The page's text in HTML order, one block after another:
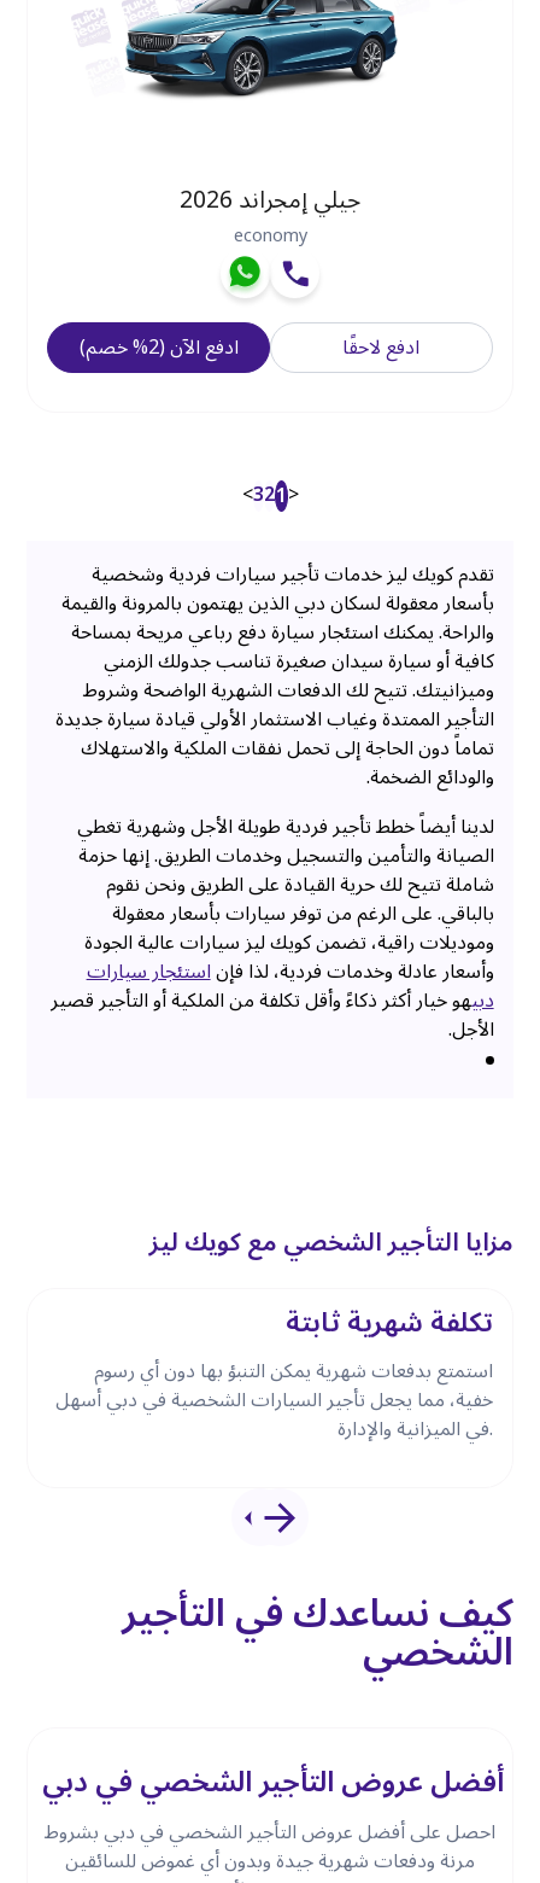
جيلي إمجراند 2026
economy
ادفع لاحقًا ادفع الآن(
2
%خصم)
<
1
2
3
>
تقدم كويك ليز خدمات تأجير سيارات فردية وشخصية
بأسعار معقولة لسكان دبي الذين يهتمون بالمرونة والقيمة
والراحة. يمكنك استئجار سيارة دفع رباعي مريحة بمساحة
كافية أو سيارة سيدان صغيرة تناسب جدولك الزمني
وميزانيتك. تتيح لك الدفعات الشهرية الواضحة وشروط
التأجير الممتدة وغياب الاستثمار الأولي قيادة سيارة جديدة
تماماً دون الحاجة إلى تحمل نفقات الملكية والاستهلاك
والودائع الضخمة.
لدينا أيضاً خطط تأجير فردية طويلة الأجل وشهرية تغطي
الصيانة والتأمين والتسجيل وخدمات الطريق. إنها حزمة
شاملة تتيح لك حرية القيادة على الطريق ونحن نقوم
بالباقي. على الرغم من توفر سيارات بأسعار معقولة
وموديلات راقية، تضمن كويك ليز سيارات عالية الجودة
وأسعار عادلة وخدمات فردية، لذا فإناستئجار سيارات
دبيهو خيار أكثر ذكاءً وأقل تكلفة من الملكية أو التأجير قصير
الأجل.
مزايا التأجير الشخصي مع كويك ليز
تكلفة شهرية ثابتة
استمتع بدفعات شهرية يمكن التنبؤ بها دون أي رسوم
خفية، مما يجعل تأجير السيارات الشخصية في دبي أسهل
في الميزانية والإدارة.
كيف نساعدك في التأجير
الشخصي
أفضل عروض التأجير الشخصي في دبي
احصل على أفضل عروض التأجير الشخصي في دبي بشروط
مرنة ودفعات شهرية جيدة وبدون أي غموض للسائقين